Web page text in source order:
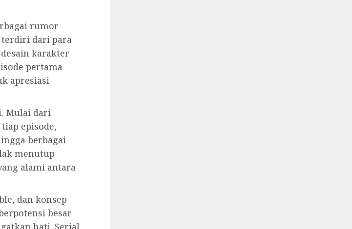
rumor
dari para
karakter
pertama
apresiasi
Mulai dari
episode,
berbagai
menutup
alami antara
dan konsep
besar
hati. Serial